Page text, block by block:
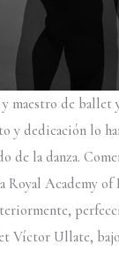
maestro de ballet
y dedicación lo
de la danza.
Academy of
Víctor Ullate,